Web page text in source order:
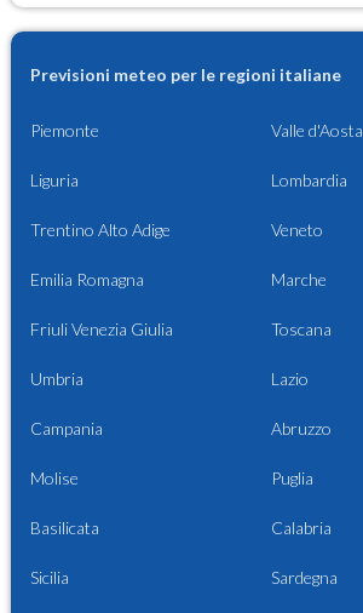
Previsioni meteo per le regioni italiane
Piemonte Valle d'Aosta
Liguria Lombardia
Trentino Alto Adige Veneto
Emilia Romagna Marche
Friuli Venezia Giulia Toscana
Umbria Lazio
Campania Abruzzo
Molise Puglia
Basilicata Calabria
Sicilia Sardegna